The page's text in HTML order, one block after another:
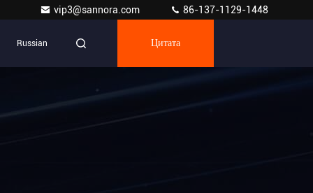
vip3@sannora.com 86-137-1129-1448
Russian Цитата